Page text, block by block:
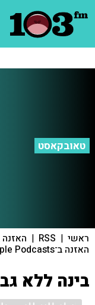
טאובקאסט
ראשי |
RSS
| האזנה
האזנה ב־Apple Podcasts
בינה ללא